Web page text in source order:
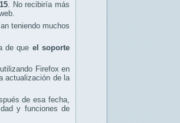
. No recibiría más
teniendo muchos
de que el soporte
Firefox en
actualización de la
de esa fecha,
y funciones de